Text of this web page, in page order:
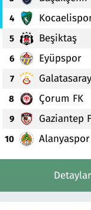
4
5 Beşiktaş
6 Eyüpspor
7 Galatasaray
8 Çorum FK
9 Gaziantep
10 Alanyaspor